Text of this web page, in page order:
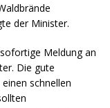
der Minister.
Meldung an
Die gute
schnellen